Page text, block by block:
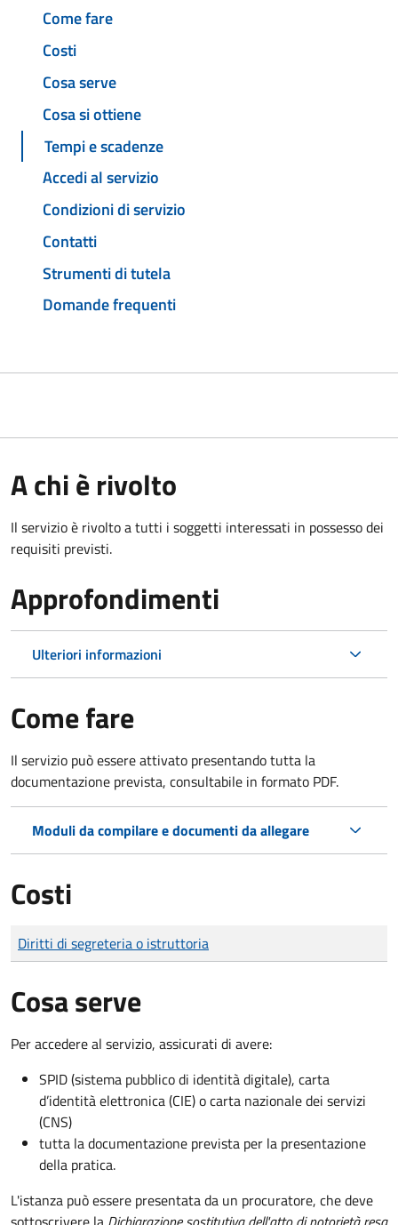
Come fare
Costi
Cosa serve
Cosa si ottiene
Tempi e scadenze
Accedi al servizio
Condizioni di servizio
Contatti
Strumenti di tutela
Domande frequenti
A chi è rivolto
Il servizio è rivolto a tutti i soggetti interessati in possesso dei
requisiti previsti.
Approfondimenti
Ulteriori informazioni
Come fare
Il servizio può essere attivato presentando tutta la
documentazione prevista, consultabile in formato PDF.
Moduli da compilare e documenti da allegare
Costi
Tipo di pagamento
Importo
Diritti di segreteria o istruttoria
Cosa serve
Per accedere al servizio, assicurati di avere:
SPID (sistema pubblico di identità digitale), carta
d’identità elettronica (CIE) o carta nazionale dei servizi
(CNS)
tutta la documentazione prevista per la presentazione
della pratica.
L'istanza può essere presentata da un procuratore, che deve